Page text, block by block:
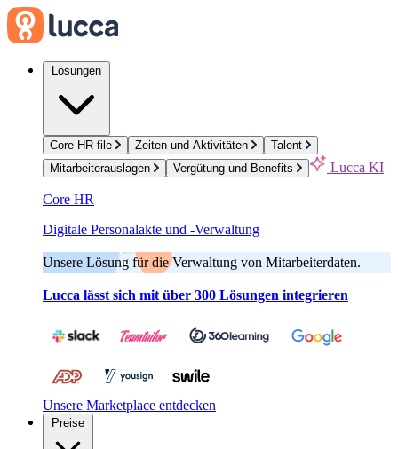
Core HR file Zeiten und Aktivitäten
Talent
Mitarbeiterauslagen
Vergütung und Benefits Lucca KI
Core HR
Digitale Personalakte und -Verwaltung
Unsere Lösung für die Verwaltung von Mitarbeiterdaten.
Lucca lässt sich mit über 300 Lösungen integrieren
Unsere Marketplace entdecken